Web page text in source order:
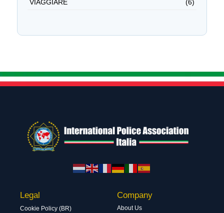
VIAGGIARE
(6)
Legal
Cookie Policy (BR)
Company
About Us